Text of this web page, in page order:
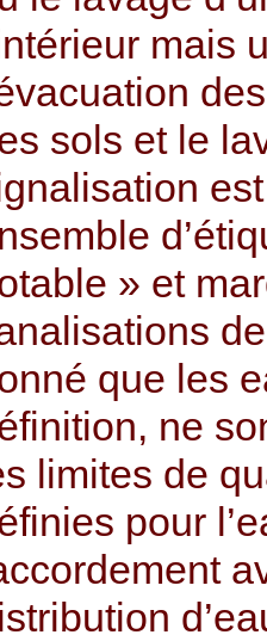
mais
sols et le
» et
que les
ne
limites de
pour